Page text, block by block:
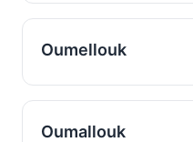
Oumellouk
Oumallouk